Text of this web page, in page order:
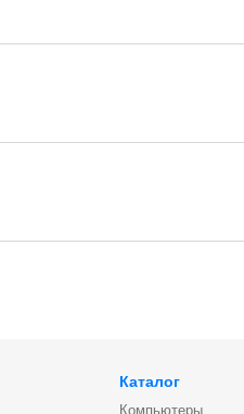
Каталог
Компьютеры